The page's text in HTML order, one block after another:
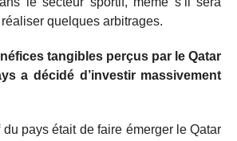
quelques arbitrages.
tangibles perçus par le Qatar
a décidé d’investir massivement
du pays était de faire émerger le Qatar